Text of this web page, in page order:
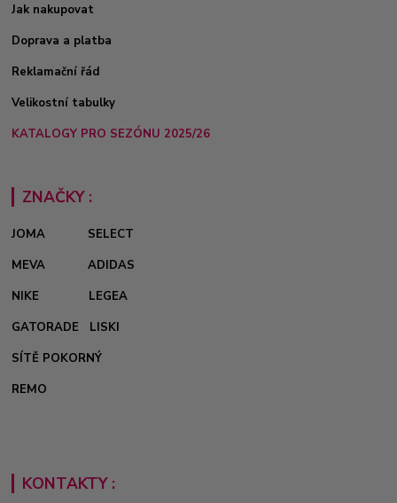
Jak nakupovat
Doprava a platba
Reklamační řád
Velikostní tabulky
KATALOGY PRO SEZÓNU 2025/26
ZNAČKY :
JOMA
SELECT
MEVA
ADIDAS
NIKE
LEGEA
GATORADE
LISKI
SÍTĚ POKORNÝ
REMO
KONTAKTY :